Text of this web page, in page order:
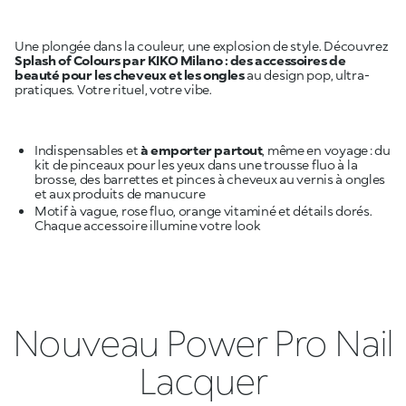
Une plongée dans la couleur, une explosion de style. Découvrez
Splash of Colours par KIKO Milano : des accessoires de
beauté pour les cheveux et les onglesau design pop, ultra-
pratiques. Votre rituel, votre vibe.
Indispensables età emporter partout, même en voyage : du
kit de pinceaux pour les yeux dans une trousse fluo à la
brosse, des barrettes et pinces à cheveux au vernis à ongles
et aux produits de manucure
Motif à vague, rose fluo, orange vitaminé et détails dorés.
Chaque accessoire illumine votre look
Nouveau Power Pro Nail
Lacquer